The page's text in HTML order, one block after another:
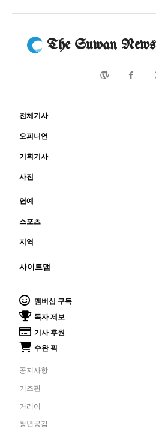
The Suwan News
전체기사
오피니언
기획기사
사진
연예
스포츠
지역
사이트맵
멤버십 구독
독자 제보
기사 후원
수완 픽
공지사항
키즈판
커리어
청년공감